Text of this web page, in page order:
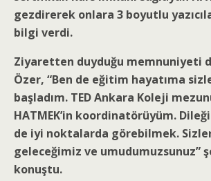
gezdirerek onlara 3 boyutlu
bilgi verdi.
Ziyaretten duyduğu memnuniyeti
Özer, “Ben de eğitim hayatıma
başladım. TED Ankara Koleji
HATMEK’in koordinatörüyüm.
de iyi noktalarda görebilmek.
geleceğimiz ve umudumuzsunuz”
konuştu.